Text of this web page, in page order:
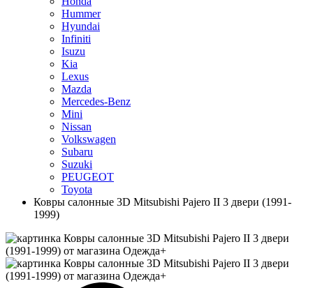
Hummer
Hyundai
Infiniti
Isuzu
Kia
Lexus
Mazda
Mercedes-Benz
Mini
Nissan
Volkswagen
Subaru
Suzuki
PEUGEOT
Toyota
Ковры салонные 3D Mitsubishi Pajero II 3 двери (1991-
1999)